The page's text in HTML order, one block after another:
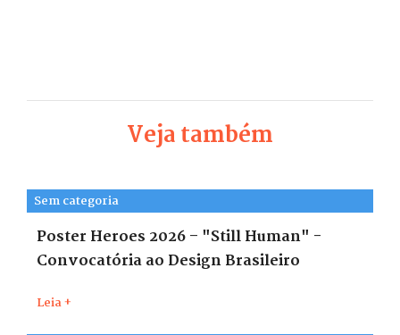
Veja também
Sem categoria
Poster Heroes 2026 – "Still Human" -
Convocatória ao Design Brasileiro
Leia +